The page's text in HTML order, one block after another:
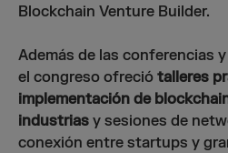
Blockchain Venture Builder.
Además de las conferencias
el congreso ofreció talleres
implementación de
industrias y sesiones de
conexión entre startups y